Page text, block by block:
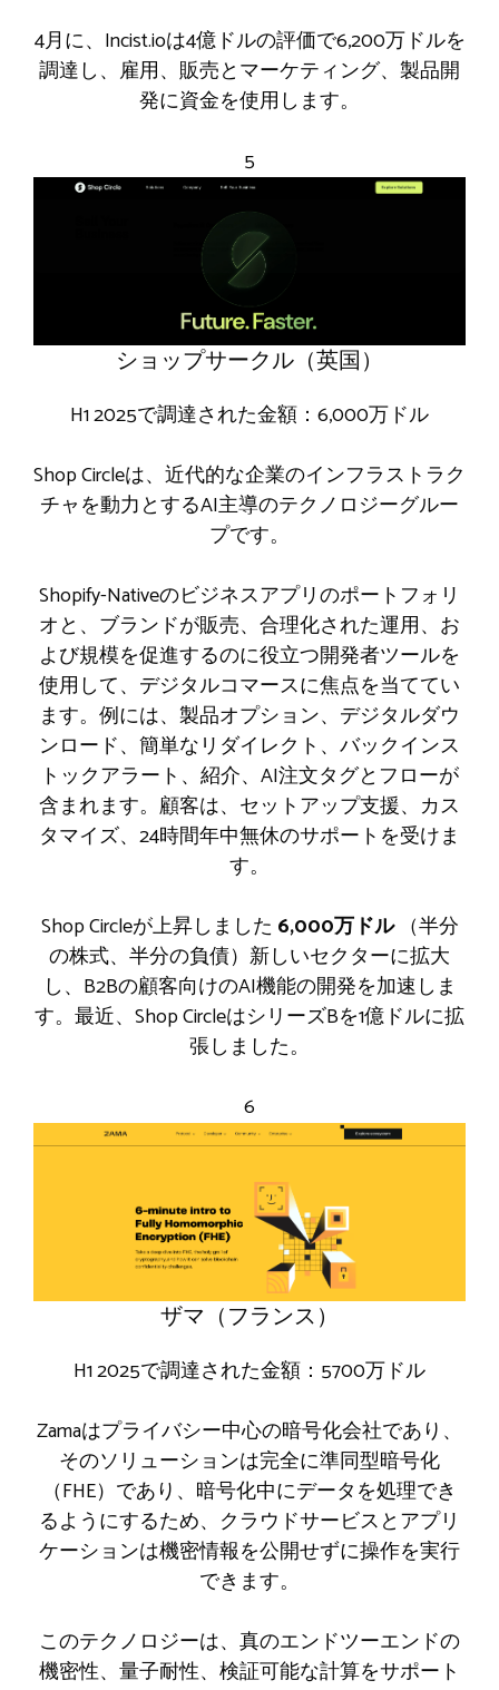
4月に、Incist.ioは4億ドルの評価で6,200万ドルを
調達し、雇用、販売とマーケティング、製品開
発に資金を使用します。
5
ショップサークル（英国）
H1 2025で調達された金額：6,000万ドル
Shop Circleは、近代的な企業のインフラストラク
チャを動力とするAI主導のテクノロジーグルー
プです。
Shopify-Nativeのビジネスアプリのポートフォリ
オと、ブランドが販売、合理化された運用、お
よび規模を促進するのに役立つ開発者ツールを
使用して、デジタルコマースに焦点を当ててい
ます。例には、製品オプション、デジタルダウ
ンロード、簡単なリダイレクト、バックインス
トックアラート、紹介、AI注文タグとフローが
含まれます。顧客は、セットアップ支援、カス
タマイズ、24時間年中無休のサポートを受けま
す。
Shop Circleが上昇しました 6,000万ドル（半分
の株式、半分の負債）新しいセクターに拡大
し、B2Bの顧客向けのAI機能の開発を加速しま
す。最近、Shop CircleはシリーズBを1億ドルに拡
張しました。
6
ザマ（フランス）
H1 2025で調達された金額：5700万ドル
Zamaはプライバシー中心の暗号化会社であり、
そのソリューションは完全に準同型暗号化
（FHE）であり、暗号化中にデータを処理でき
るようにするため、クラウドサービスとアプリ
ケーションは機密情報を公開せずに操作を実行
できます。
このテクノロジーは、真のエンドツーエンドの
機密性、量子耐性、検証可能な計算をサポート